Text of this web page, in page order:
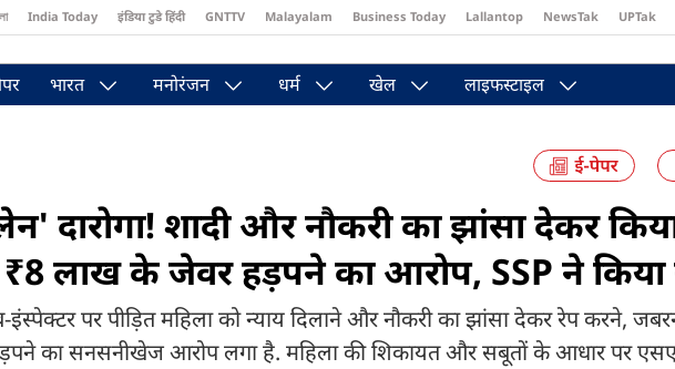
India Today इंडिया टुडे हिंदी GNTTV Malayalam Business Today Lallantop NewsTak UPTak
भारत मनोरंजन धर्म खेल लाइफस्टाइल
दारोगा! शादी और नौकरी का झांसा देकर
लाख के जेवर हड़पने का आरोप, SSP ने
पर पीड़ित महिला को न्याय दिलाने और नौकरी का झांसा देकर रेप करने,
का सनसनीखेज आरोप लगा है. महिला की शिकायत और सबूतों के आधार पर